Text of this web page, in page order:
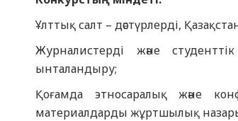
Ұлттық салт – дәстүрлерді,
Журналистерді және
ынталандыру;
Қоғамда этносаралық және
материалдарды жұртшылық